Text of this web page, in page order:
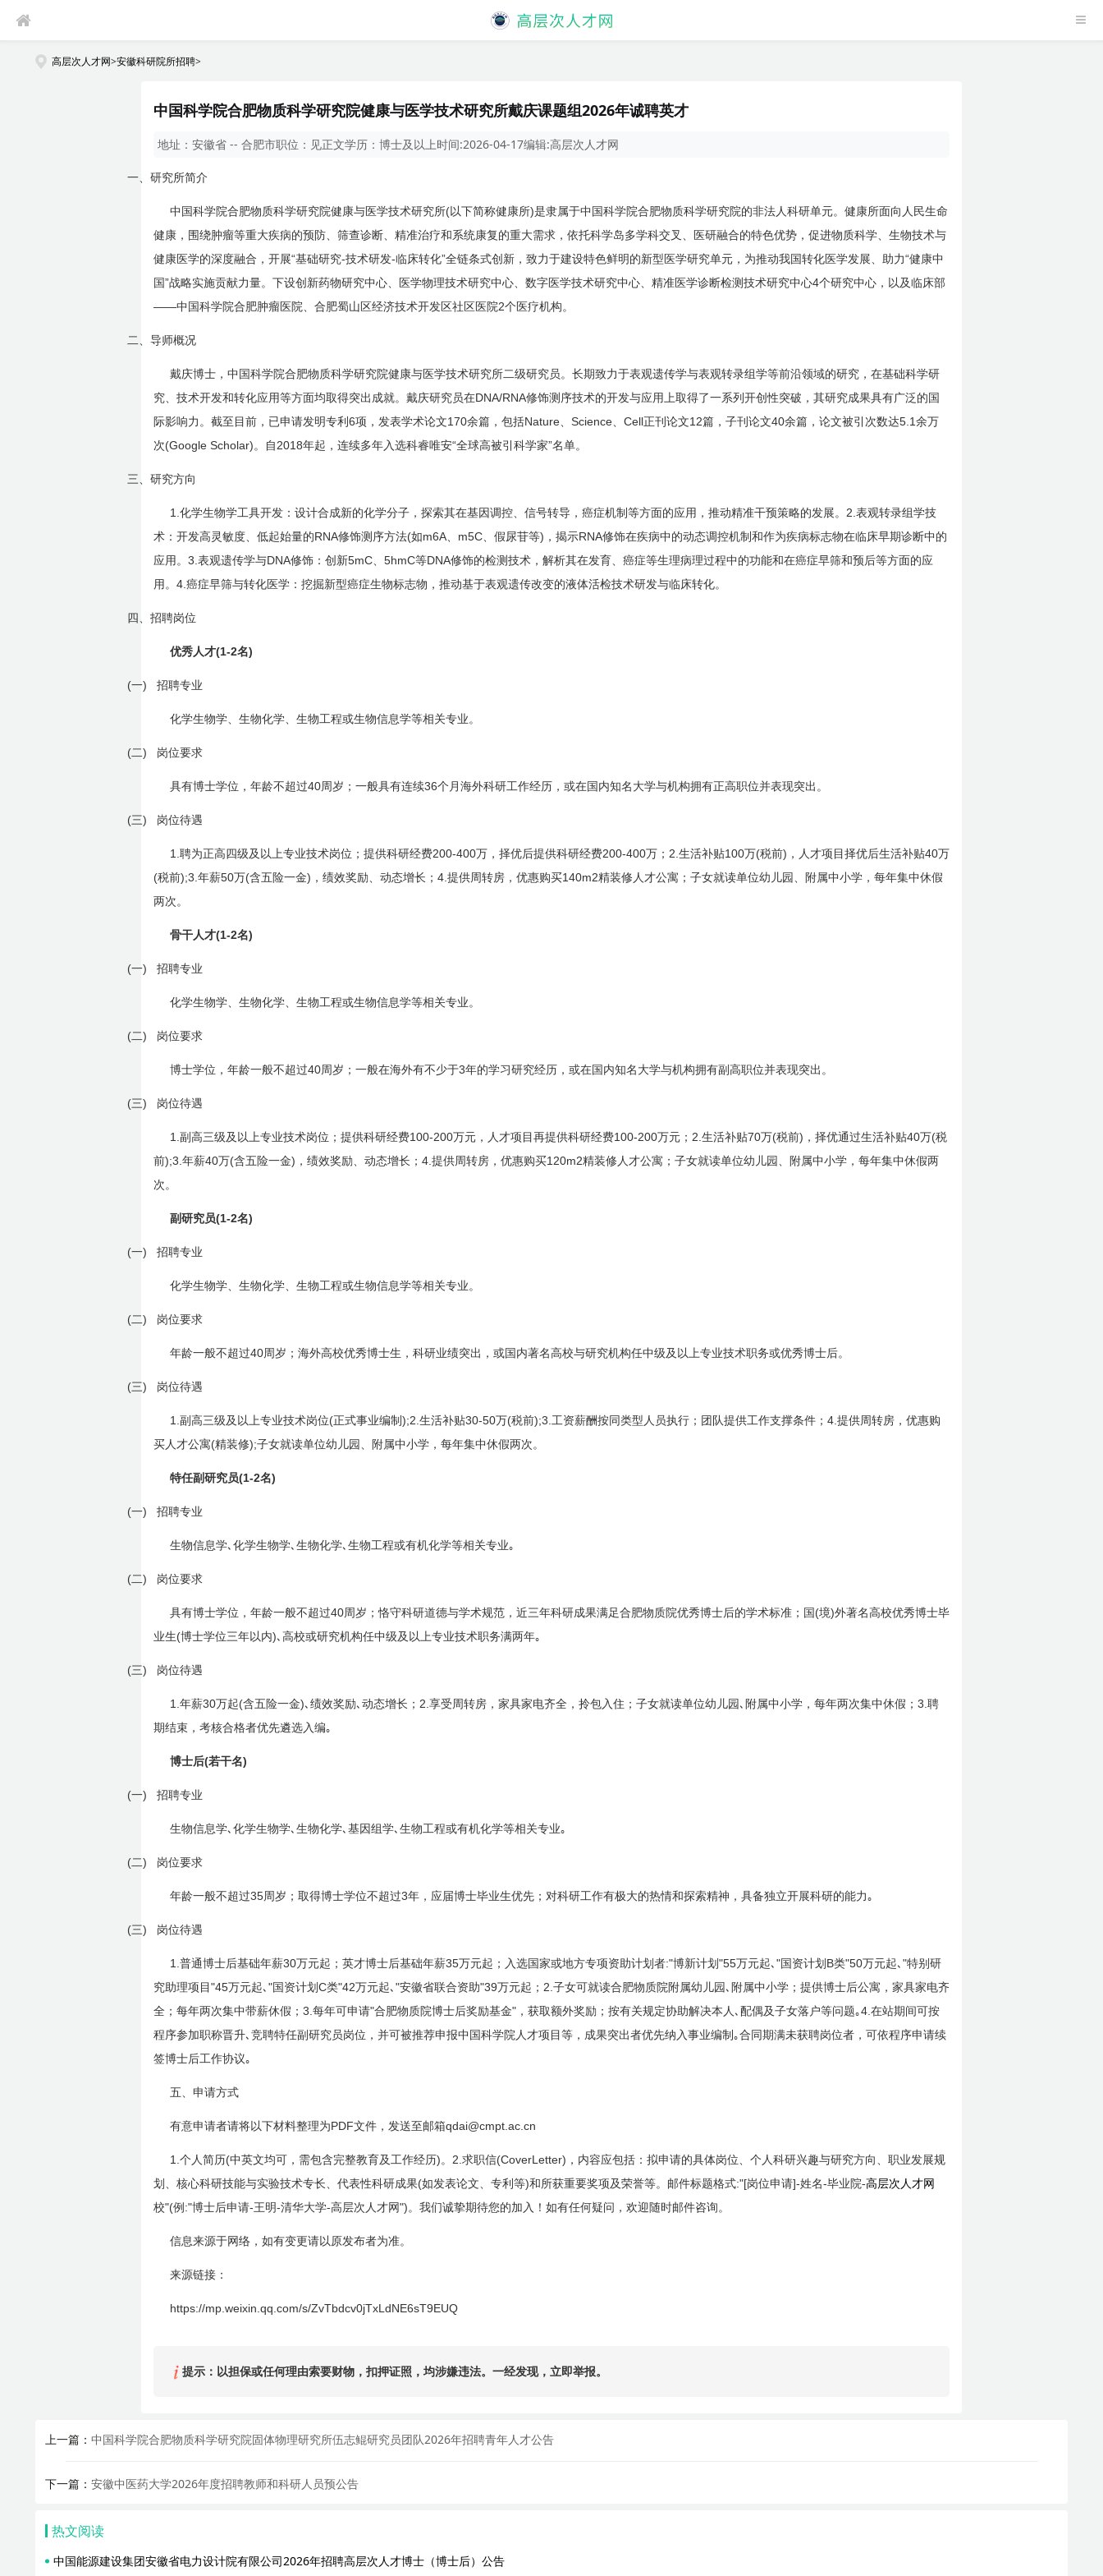
高层次人才网>安徽科研院所招聘>
中国科学院合肥物质科学研究院健康与医学技术研究所戴庆课题组2026年诚聘英才
地址： 安徽省 -- 合肥市职位： 见正文学历： 博士及以上时间:2026-04-17编辑:高层次人才网
一、 研究所简介
中国科学院合肥物质科学研究院健康与医学技术研究所(以下简称健康所)是隶属于中国科学院合肥物质科学研究院的非法人科研单元。健康所面向人民生命
健康，围绕肿瘤等重大疾病的预防、筛查诊断、精准治疗和系统康复的重大需求，依托科学岛多学科交叉、医研融合的特色优势，促进物质科学、生物技术与
健康医学的深度融合，开展“基础研究-技术研发-临床转化”全链条式创新，致力于建设特色鲜明的新型医学研究单元，为推动我国转化医学发展、助力“健康中
国”战略实施贡献力量。下设创新药物研究中心、医学物理技术研究中心、数字医学技术研究中心、精准医学诊断检测技术研究中心4个研究中心，以及临床部
——中国科学院合肥肿瘤医院、合肥蜀山区经济技术开发区社区医院2个医疗机构。
二、 导师概况
戴庆博士，中国科学院合肥物质科学研究院健康与医学技术研究所二级研究员。长期致力于表观遗传学与表观转录组学等前沿领域的研究，在基础科学研
究、技术开发和转化应用等方面均取得突出成就。戴庆研究员在DNA/RNA修饰测序技术的开发与应用上取得了一系列开创性突破，其研究成果具有广泛的国
际影响力。截至目前，已申请发明专利 6项，发表学术论文170余篇，包括Nature Science Cell正刊论文12篇，子刊论文40余篇，论文被引次数达5.1 余万
次(Google Scholar) 。自 2018年起，连续多年入选科睿唯安“全球高被引科学家”名单。
三、 研究方向
1. 化学生物学工具开发：设计合成新的化学分子，探索其在基因调控、信号转导，癌症机制等方面的应用，推动精准干预策略的发展。 2. 表观转录组学技
术：开发高灵敏度、低起始量的RNA修饰测序方法(如m6A m5C 、假尿苷等) ，揭示RNA修饰在疾病中的动态调控机制和作为疾病标志物在临床早期诊断中的
应用。 3. 表观遗传学与DNA修饰：创新5mC 5hmC等DNA修饰的检测技术，解析其在发育、癌症等生理病理过程中的功能和在癌症早筛和预后等方面的应
用。 4. 癌症早筛与转化医学：挖掘新型癌症生物标志物，推动基于表观遗传改变的液体活检技术研发与临床转化。
四、 招聘岗位
优秀人才(1-2名)
(一) 招聘专业
化学生物学、生物化学、生物工程或生物信息学等相关专业。
(二) 岗位要求
具有博士学位，年龄不超过40周岁；一般具有连续36个月海外科研工作经历，或在国内知名大学与机构拥有正高职位并表现突出。
(三) 岗位待遇
1. 聘为正高四级及以上专业技术岗位；提供科研经费200-400万，择优后提供科研经费200-400万； 2. 生活补贴100万(税前) ，人才项目择优后生活补贴40万
(税前);3. 年薪50万(含五险一金) ，绩效奖励、动态增长； 4. 提供周转房，优惠购买140m2精装修人才公寓；子女就读单位幼儿园、附属中小学，每年集中休假
两次。
骨干人才(1-2名)
(一) 招聘专业
化学生物学、生物化学、生物工程或生物信息学等相关专业。
(二) 岗位要求
博士学位，年龄一般不超过40周岁；一般在海外有不少于3年的学习研究经历，或在国内知名大学与机构拥有副高职位并表现突出。
(三) 岗位待遇
1. 副高三级及以上专业技术岗位；提供科研经费100-200万元，人才项目再提供科研经费100-200万元； 2. 生活补贴70万(税前) ，择优通过生活补贴40万(税
前);3. 年薪40万(含五险一金) ，绩效奖励、动态增长； 4. 提供周转房，优惠购买120m2精装修人才公寓；子女就读单位幼儿园、附属中小学，每年集中休假两
次。
副研究员(1-2名)
(一) 招聘专业
化学生物学、生物化学、生物工程或生物信息学等相关专业。
(二) 岗位要求
年龄一般不超过40周岁；海外高校优秀博士生，科研业绩突出，或国内著名高校与研究机构任中级及以上专业技术职务或优秀博士后。
(三) 岗位待遇
1. 副高三级及以上专业技术岗位(正式事业编制 );2. 生活补贴30-50万(税前);3. 工资薪酬按同类型人员执行；团队提供工作支撑条件； 4. 提供周转房，优惠购
买人才公寓(精装修);子女就读单位幼儿园、附属中小学，每年集中休假两次。
特任副研究员(1-2名)
(一) 招聘专业
生物信息学､化学生物学､生物化学､生物工程或有机化学等相关专业｡
(二) 岗位要求
具有博士学位，年龄一般不超过40周岁；恪守科研道德与学术规范，近三年科研成果满足合肥物质院优秀博士后的学术标准；国 (境)外著名高校优秀博士毕
业生(博士学位三年以内)､高校或研究机构任中级及以上专业技术职务满两年｡
(三) 岗位待遇
1. 年薪30万起(含五险一金)､绩效奖励､动态增长； 2. 享受周转房，家具家电齐全，拎包入住；子女就读单位幼儿园､附属中小学，每年两次集中休假； 3. 聘
期结束，考核合格者优先遴选入编｡
博士后(若干名)
(一) 招聘专业
生物信息学､化学生物学､生物化学､基因组学､生物工程或有机化学等相关专业｡
(二) 岗位要求
年龄一般不超过35周岁；取得博士学位不超过3年， 应届博士毕业生优先；对科研工作有极大的热情和探索精神，具备独立开展科研的能力｡
(三) 岗位待遇
1. 普通博士后基础年薪30万元起；英才博士后基础年薪35万元起；入选国家或地方专项资助计划者:"博新计划 "55万元起､ "国资计划 B类"50万元起､ "特别研
究助理项目 "45万元起､ "国资计划 C类"42万元起､ "安徽省联合资助"39万元起； 2. 子女可就读合肥物质院附属幼儿园､附属中小学；提供博士后公寓，家具家电齐
全；每年两次集中带薪休假； 3. 每年可申请"合肥物质院博士后奖励基金" ，获取额外奖励；按有关规定协助解决本人､配偶及子女落户等问题｡4. 在站期间可按
程序参加职称晋升､竞聘特任副研究员岗位，并可被推荐申报中国科学院人才项目等，成果突出者优先纳入事业编制｡合同期满未获聘岗位者，可依程序申请续
签博士后工作协议｡
五、申请方式
有意申请者请将以下材料整理为PDF文件，发送至邮箱qdai@cmpt.ac.cn
1. 个人简历(中英文均可，需包含完整教育及工作经历) 。 2. 求职信(CoverLetter) ，内容应包括：拟申请的具体岗位、个人科研兴趣与研究方向、职业发展规
划、核心科研技能与实验技术专长、代表性科研成果(如发表论文、专利等)和所获重要奖项及荣誉等。邮件标题格式:"[岗位申请]-姓名-毕业院-高层次人才网
校"(例 :"博士后申请-王明-清华大学-高层次人才网") 。我们诚挚期待您的加入！如有任何疑问，欢迎随时邮件咨询。
信息来源于网络，如有变更请以原发布者为准。
来源链接：
https://mp.weixin.qq.com/s/ZvTbdcv0jTxLdNE6sT9EUQ
提示：以担保或任何理由索要财物，扣押证照，均涉嫌违法。一经发现，立即举报。
上一篇：中国科学院合肥物质科学研究院固体物理研究所伍志鲲研究员团队2026年招聘青年人才公告
下一篇：安徽中医药大学2026年度招聘教师和科研人员预公告
热文阅读
中国能源建设集团安徽省电力设计院有限公司2026年招聘高层次人才博士（博士后）公告